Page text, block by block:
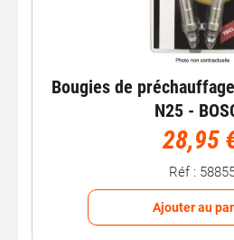
Bougies de
N25 -
28,95
Réf :
Ajouter au